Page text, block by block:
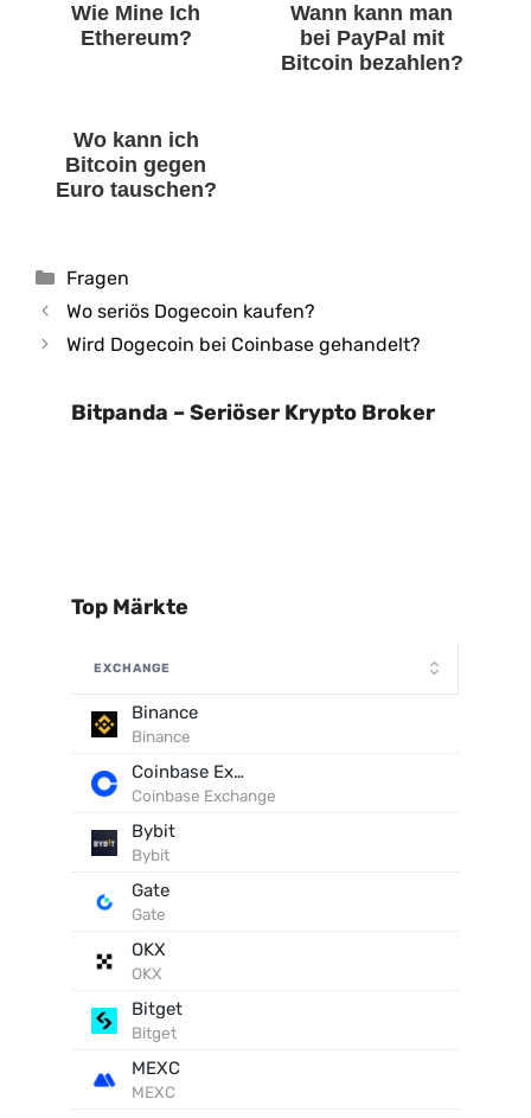
Wie Mine Ich
Ethereum?
Wann kann man
bei PayPal mit
Bitcoin bezahlen?
Wo kann ich
Bitcoin gegen
Euro tauschen?
Kategorien
Fragen
Wo seriös Dogecoin kaufen?
Wird Dogecoin bei Coinbase gehandelt?
Bitpanda – Seriöser Krypto Broker
Top Märkte
EXCHANGE
Binance
Binance
Coinbase Exchange
Coinbase Exchange
Bybit
Bybit
Gate
Gate
OKX
OKX
Bitget
Bitget
MEXC
MEXC